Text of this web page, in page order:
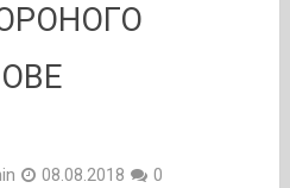
08.08.2018 0